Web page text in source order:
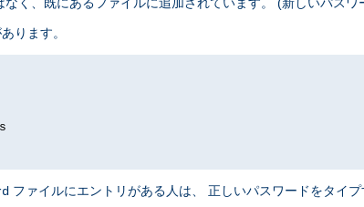
く、既にあるファイルに追加されています。 (新しいパスワ
ります。
ファイルにエントリがある人は、 正しいパスワードをタイ